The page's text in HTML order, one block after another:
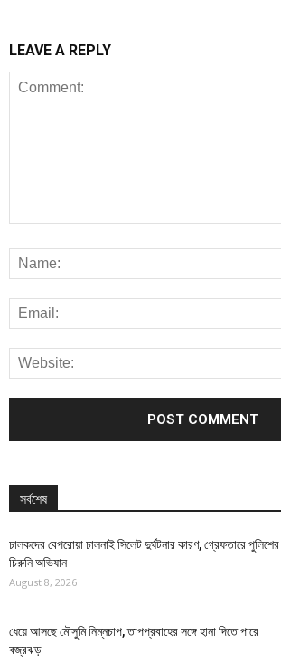
LEAVE A REPLY
সর্বশেষ
চালকদের বেপরোয়া চালনাই সিলেট দুর্ঘটনার কারণ, গ্রেফতারে পুলিশের
চিরুনি অভিযান
August 8, 2026
ধেয়ে আসছে মৌসুমি নিম্নচাপ, তাপপ্রবাহের সঙ্গে হানা দিতে পারে
বজ্রঝড়